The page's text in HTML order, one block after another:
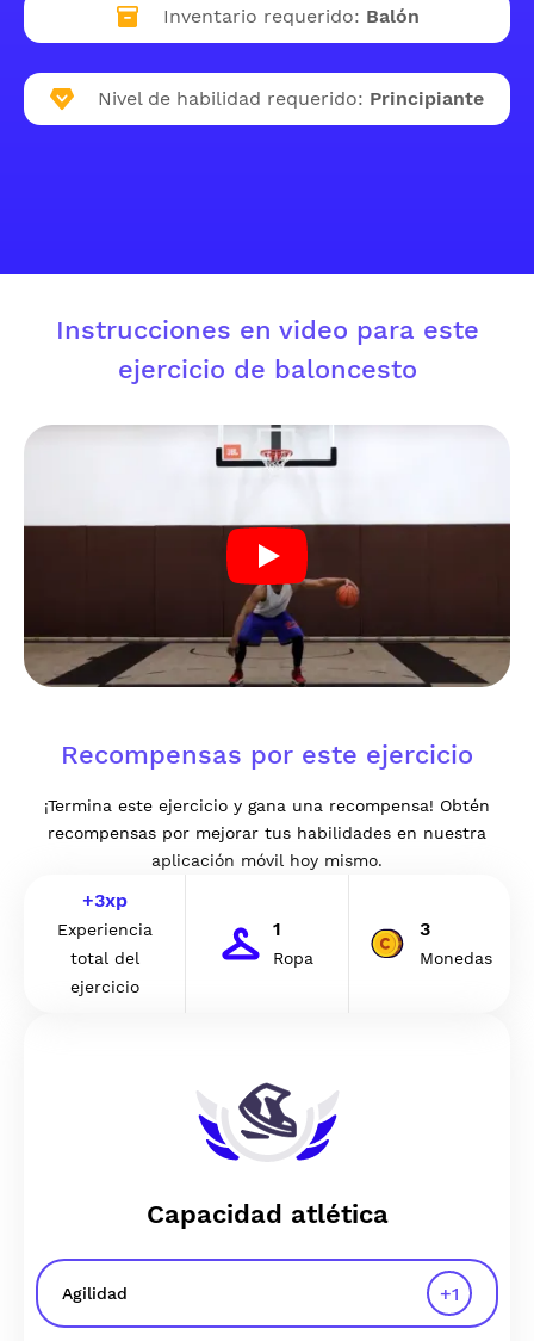
Inventario requerido: Balón
Nivel de habilidad requerido: Principiante
Instrucciones en video para este
ejercicio de baloncesto
Recompensas por este ejercicio
¡Termina este ejercicio y gana una recompensa! Obtén
recompensas por mejorar tus habilidades en nuestra
aplicación móvil hoy mismo.
+3xp
Experiencia
total del
ejercicio
1
Ropa
3
Monedas
Capacidad atlética
Agilidad +1